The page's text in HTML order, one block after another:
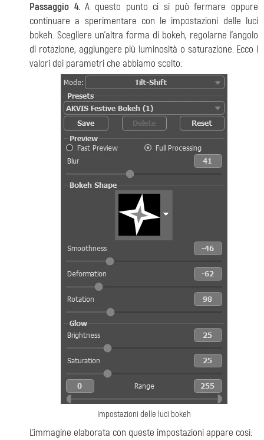
Passaggio 4.A questo punto ci si può fermare oppure
continuare a sperimentare con le impostazioni delle luci
bokeh. Scegliere un'altra forma di bokeh, regolarne l'angolo
di rotazione, aggiungere più luminosità o saturazione. Ecco i
valori dei parametri che abbiamo scelto:
Impostazioni delle luci bokeh
L'immagine elaborata con queste impostazioni appare così: